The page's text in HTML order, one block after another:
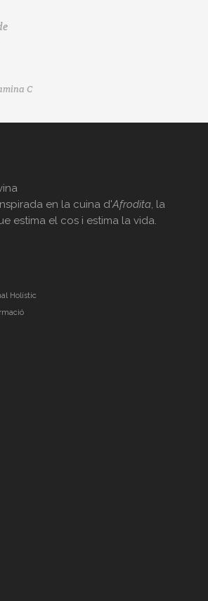
C
en la cuina d'Afrodita, la
estima el cos i estima la vida.
Holístic